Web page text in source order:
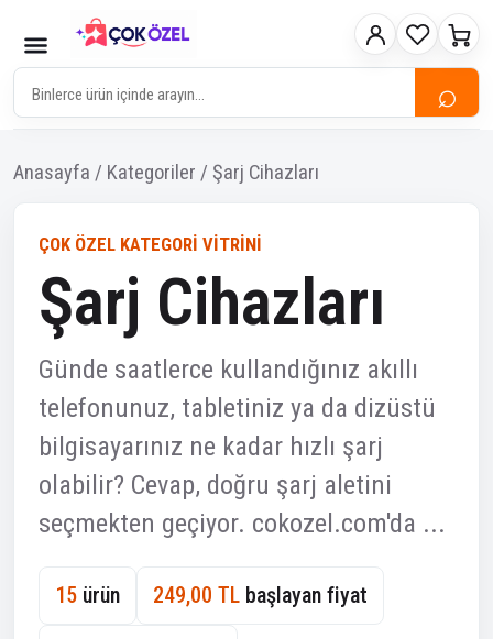
⌕
Anasayfa / Kategoriler / Şarj Cihazları
ÇOK ÖZEL KATEGORI VITRINI
Şarj Cihazları
Günde saatlerce kullandığınız akıllı
telefonunuz, tabletiniz ya da dizüstü
bilgisayarınız ne kadar hızlı şarj
olabilir? Cevap, doğru şarj aletini
seçmekten geçiyor. cokozel.com'da ...
15 ürün 249,00 TL başlayan fiyat